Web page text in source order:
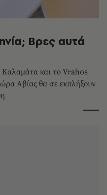
Βρες αυτά
και το Vrahos
Αβίας θα σε εκπλήξουν